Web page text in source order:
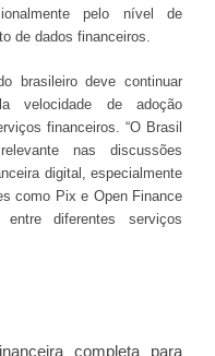
pelo nível de
de dados financeiros.
brasileiro deve continuar
velocidade de adoção
financeiros. “O Brasil
nas discussões
digital, especialmente
como Pix e Open Finance
diferentes serviços
completa para